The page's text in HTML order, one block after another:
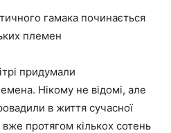
гамака починається
племен
придумали
Нікому не відомі, але
в життя сучасної
протягом кількох сотень